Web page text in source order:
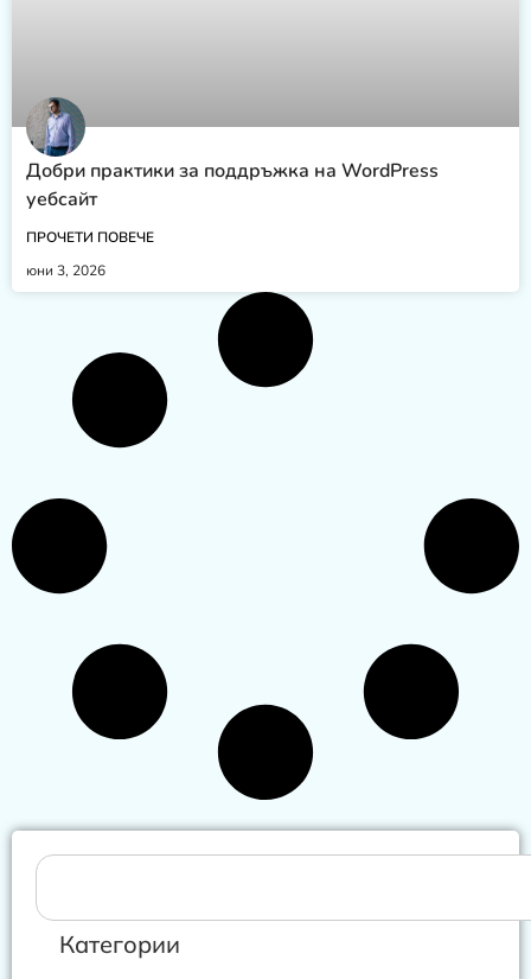
Добри практики за поддръжка на WordPress
уебсайт
ПРОЧЕТИ ПОВЕЧЕ
юни 3, 2026
Категории